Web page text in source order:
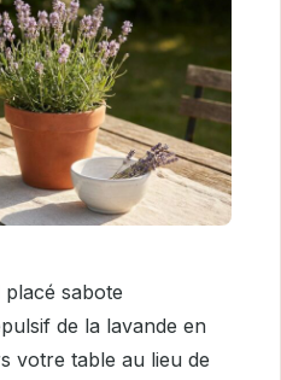
sabote
de la lavande en
votre table au lieu de